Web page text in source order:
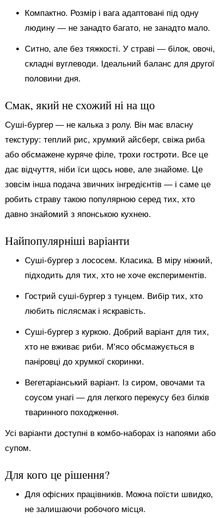
Компактно. Розмір і вага адаптовані під одну
людину — не занадто багато, не занадто мало.
Ситно, але без тяжкості. У страві — білок, овочі,
складні вуглеводи. Ідеальний баланс для другої
половини дня.
Смак, який не схожий ні на що
Суші-бургер — не калька з ролу. Він має власну
текстуру: теплий рис, хрумкий айсберг, свіжа риба
або обсмажене куряче філе, трохи гостроти. Все це
дає відчуття, ніби їси щось нове, але знайоме. Це
зовсім інша подача звичних інгредієнтів — і саме це
робить страву такою популярною серед тих, хто
давно знайомий з японською кухнею.
Найпопулярніші варіанти
Суші-бургер з лососем. Класика. В міру ніжний,
підходить для тих, хто не хоче експериментів.
Гострий суші-бургер з тунцем. Вибір тих, хто
любить післясмак і яскравість.
Суші-бургер з куркою. Добрий варіант для тих,
хто не вживає риби. М’ясо обсмажується в
паніровці до хрумкої скоринки.
Вегетаріанський варіант. Із сиром, овочами та
соусом унагі — для легкого перекусу без білків
тваринного походження.
Усі варіанти доступні в комбо-наборах із напоями або
супом.
Для кого це рішення?
Для офісних працівників. Можна поїсти швидко,
не залишаючи робочого місця.